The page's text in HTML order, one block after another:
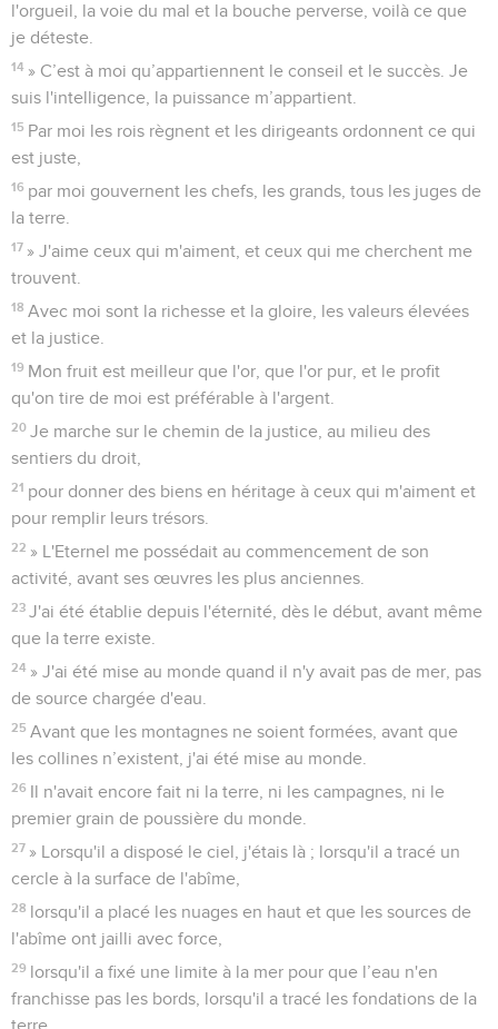
l'orgueil, la voie du mal et la bouche perverse, voilà ce que
je déteste.
14 » C’est à moi qu’appartiennent le conseil et le succès. Je
suis l'intelligence, la puissance m’appartient.
15 Par moi les rois règnent et les dirigeants ordonnent ce qui
est juste,
16 par moi gouvernent les chefs, les grands, tous les juges de
la terre.
17 » J'aime ceux qui m'aiment, et ceux qui me cherchent me
trouvent.
18 Avec moi sont la richesse et la gloire, les valeurs élevées
et la justice.
19 Mon fruit est meilleur que l'or, que l'or pur, et le profit
qu'on tire de moi est préférable à l'argent.
20 Je marche sur le chemin de la justice, au milieu des
sentiers du droit,
21 pour donner des biens en héritage à ceux qui m'aiment et
pour remplir leurs trésors.
22 » L'Eternel me possédait au commencement de son
activité, avant ses œuvres les plus anciennes.
23 J'ai été établie depuis l'éternité, dès le début, avant même
que la terre existe.
24 » J'ai été mise au monde quand il n'y avait pas de mer, pas
de source chargée d'eau.
25 Avant que les montagnes ne soient formées, avant que
les collines n’existent, j'ai été mise au monde.
26 Il n'avait encore fait ni la terre, ni les campagnes, ni le
premier grain de poussière du monde.
27 » Lorsqu'il a disposé le ciel, j'étais là ; lorsqu'il a tracé un
cercle à la surface de l'abîme,
28 lorsqu'il a placé les nuages en haut et que les sources de
l'abîme ont jailli avec force,
29 lorsqu'il a fixé une limite à la mer pour que l’eau n'en
franchisse pas les bords, lorsqu'il a tracé les fondations de la
terre,